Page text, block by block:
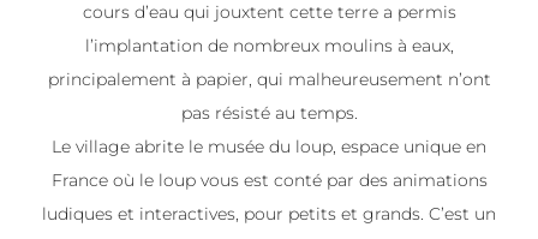
cours d’eau qui jouxtent cette terre a permis
l’implantation de nombreux moulins à eaux,
principalement à papier, qui malheureusement n’ont
pas résisté au temps.
Le village abrite le musée du loup, espace unique en
France où le loup vous est conté par des animations
ludiques et interactives, pour petits et grands. C’est un